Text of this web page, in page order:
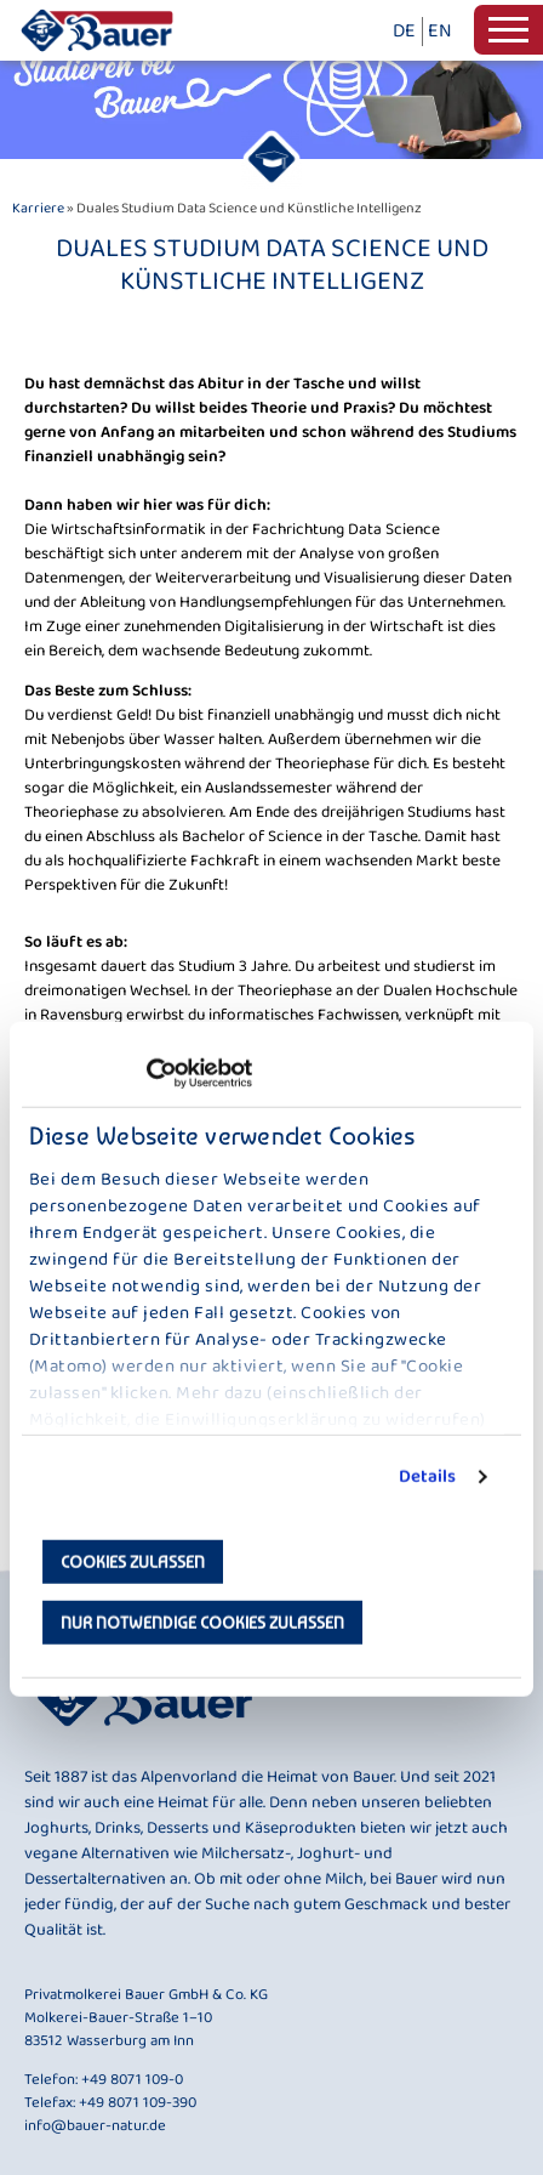
Diese Webseite verwendet Cookies
Bei dem Besuch dieser Webseite werden
personenbezogene Daten verarbeitet und Cookies auf
Ihrem Endgerät gespeichert. Unsere Cookies, die
zwingend für die Bereitstellung der Funktionen der
Webseite notwendig sind, werden bei der Nutzung der
Webseite auf jeden Fall gesetzt. Cookies von
Drittanbiertern für Analyse- oder Trackingzwecke
(Matomo) werden nur aktiviert, wenn Sie auf "Cookie
zulassen" klicken. Mehr dazu (einschließlich der
Möglichkeit, die Einwilligungserklärung zu widerrufen)
Details
COOKIES ZULASSEN
NUR NOTWENDIGE COOKIES ZULASSEN
DE EN
Karriere» Duales Studium Data Science und Künstliche Intelligenz
DUALES STUDIUM DATA SCIENCE UND
KÜNSTLICHE INTELLIGENZ
Du hast demnächst das Abitur in der Tasche und willst
durchstarten? Du willst beides Theorie und Praxis? Du möchtest
gerne von Anfang an mitarbeiten und schon während des Studiums
finanziell unabhängig sein?
Dann haben wir hier was für dich:
Die Wirtschaftsinformatik in der Fachrichtung Data Science
beschäftigt sich unter anderem mit der Analyse von großen
Datenmengen, der Weiterverarbeitung und Visualisierung dieser Daten
und der Ableitung von Handlungsempfehlungen für das Unternehmen.
Im Zuge einer zunehmenden Digitalisierung in der Wirtschaft ist dies
ein Bereich, dem wachsende Bedeutung zukommt.
Das Beste zum Schluss:
Du verdienst Geld! Du bist finanziell unabhängig und musst dich nicht
mit Nebenjobs über Wasser halten. Außerdem übernehmen wir die
Unterbringungskosten während der Theoriephase für dich. Es besteht
sogar die Möglichkeit, ein Auslandssemester während der
Theoriephase zu absolvieren. Am Ende des dreijährigen Studiums hast
du einen Abschluss als Bachelor of Science in der Tasche. Damit hast
du als hochqualifizierte Fachkraft in einem wachsenden Markt beste
Perspektiven für die Zukunft!
So läuft es ab:
Insgesamt dauert das Studium 3 Jahre. Du arbeitest und studierst im
dreimonatigen Wechsel. In der Theoriephase an der Dualen Hochschule
in Ravensburg erwirbst du informatisches Fachwissen, verknüpft mit
Unternehmen erhältst du tiefere Einblicke in unsere IT-Abteilung und
auch in einige kaufmännische Abteilungen. Du bekommst eigene
Projekte und verantwortungsvolle Aufgaben. Einmal im Jahr schreibst
du eine Projektarbeit über eine betriebliche Problemstellung; dabei
Das sind die Voraussetzungen:
Du benötigst die allgemeine Hochschulreife oder Fachhochschulreife
und solltest besonders gut in Deutsch, Mathematik, IT und Englisch
sein.
Außerdem solltest du dich gerne mit IT- und Wirtschaftsthemen
beschäftigen und dich dafür interessieren, wie diese im Unternehmen
angewendet werden. Idealerweise hast du schon erste IT-Kenntnisse
und brennst darauf, dich im Team neuen und komplexen
Aufgabenstellungen aus der Informationstechnologie zu widmen.
Seit 1887 ist das Alpenvorland die Heimat von Bauer. Und seit 2021
sind wir auch eine Heimat für alle. Denn neben unseren beliebten
Joghurts, Drinks, Desserts und Käseprodukten bieten wir jetzt auch
vegane Alternativen wie Milchersatz-, Joghurt- und
Dessertalternativen an. Ob mit oder ohne Milch, bei Bauer wird nun
jeder fündig, der auf der Suche nach gutem Geschmack und bester
Qualität ist.
Privatmolkerei Bauer GmbH & Co. KG
Molkerei-Bauer-Straße 1–10
83512 Wasserburg am Inn
Telefon:+49 8071 109-0
Telefax: +49 8071 109-390
info@bauer-natur.de